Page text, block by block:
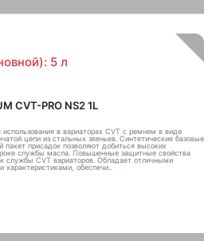
5 л
CVT-PRO NS2 1L
в вариаторах CVT с ремнем в виде
цепи из стальных звеньев. Синтетические базовые
присадок позволяют добиться высоких
службы масла. Повышенные защитные свойства
службы CVT вариаторов. Обладает отличными
характеристиками, обеспечи..